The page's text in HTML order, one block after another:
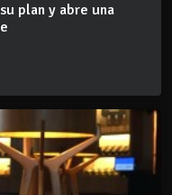
plan y abre una